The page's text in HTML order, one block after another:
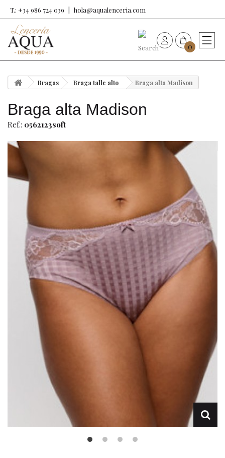
T.: +34 986 724 039 hola@aqualenceria.com
0
Sujetadores
Baño de mujer
Ropa y complementos
Lencería
Prendas moldeadoras
Hombre
Bragas Braga talle alto Braga alta Madison
Braga alta Madison
Ref.: 0562123soft